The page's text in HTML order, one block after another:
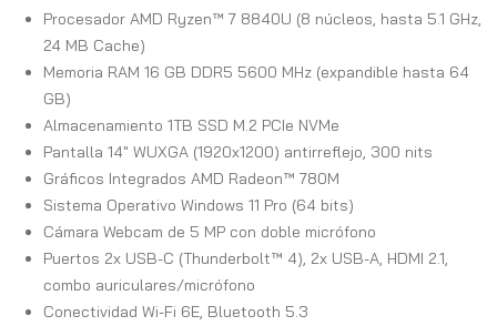
Procesador AMD Ryzen™ 7 8840U (8 núcleos, hasta 5.1 GHz,
24 MB Cache)
Memoria RAM 16 GB DDR5 5600 MHz (expandible hasta 64
GB)
Almacenamiento 1TB SSD M.2 PCIe NVMe
Pantalla 14" WUXGA (1920x1200) antirreflejo, 300 nits
Gráficos Integrados AMD Radeon™ 780M
Sistema Operativo Windows 11 Pro (64 bits)
Cámara Webcam de 5 MP con doble micrófono
Puertos 2x USB-C (Thunderbolt™ 4), 2x USB-A, HDMI 2.1,
combo auriculares/micrófono
Conectividad Wi-Fi 6E, Bluetooth 5.3